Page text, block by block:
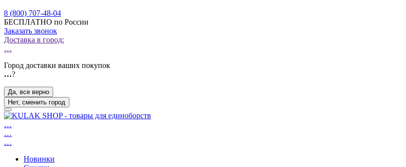
8 (800) 707-48-04
БЕСПЛАТНО по России
Заказать звонок
Доставка в город:
…
Город доставки ваших покупок
…?
Да, все верно
Нет, сменить город
…
…
…
Новинки